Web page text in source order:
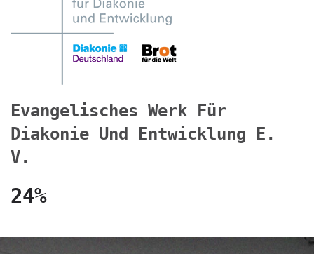
Evangelisches Werk Für
Diakonie Und Entwicklung E.
V.
24%